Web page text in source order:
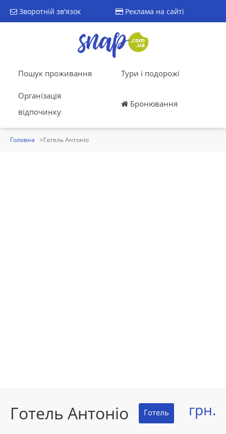
Зворотній зв'язок Реклама на сайті
Пошук проживання Тури і подорожі
Організація
відпочинку
Бронювання
Головна Готель Антоніо
Готель Антоніо Готель грн.